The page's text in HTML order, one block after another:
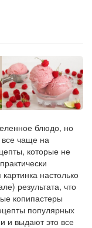
блюдо, но
все чаще на
которые не
настолько
результата, что
копипастеры
популярных
и выдают это все